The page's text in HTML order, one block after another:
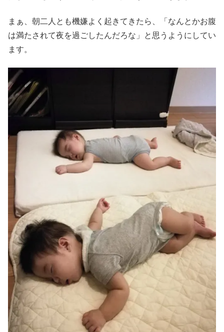
まぁ、朝二人とも機嫌よく起きてきたら、「なんとかお腹
は満たされて夜を過ごしたんだろな」と思うようにしてい
ます。